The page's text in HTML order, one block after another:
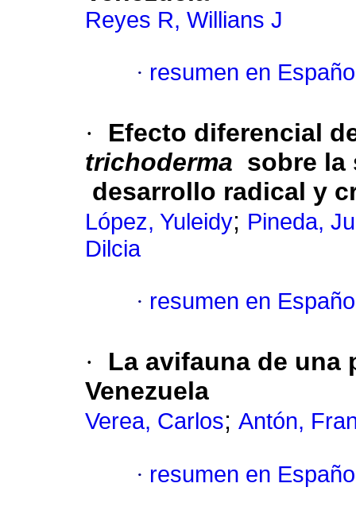
Reyes R, Willians J
· resumen en
·
Efecto diferencial
trichoderma sobre la
desarrollo radical y
López, Yuleidy; Pineda,
Dilcia
· resumen en
·
La avifauna de una
Venezuela
Verea, Carlos; Antón,
· resumen en